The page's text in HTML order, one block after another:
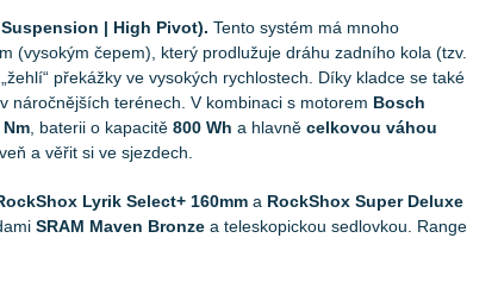
| High Pivot). Tento systém má mnoho
(vysokým čepem), který prodlužuje dráhu zadního kola (tzv.
překážky ve vysokých rychlostech. Díky kladce se také
náročnějších terénech. V kombinaci s motorem Bosch
Nm , baterii o kapacitě 800 Wh a hlavně celkovou váhou
a věřit si ve sjezdech.
Lyrik Select+ 160mm a RockShox Super Deluxe
SRAM Maven Bronze a teleskopickou sedlovkou. Range